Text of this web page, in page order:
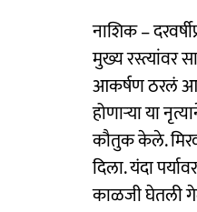
नाशिक –
मुख्य रस्त्यांवर
आकर्षण ठरलं
होणाऱ्या या
कौतुक केले.
दिला. यंदा
काळजी घेतली